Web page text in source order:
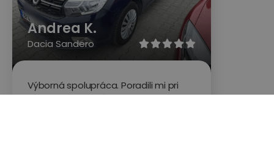
 
Andrea K.
Dacia Sandero
Výborná spolupráca. Poradili mi pri
výbere auta podľa mojich